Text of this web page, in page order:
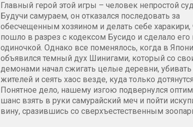
Главный герой этой игры – человек непростой
Будучи самураем, он отказался последовать за
обесчещенным хозяином и делать себе харакири,
пошло в разрез с кодексом Бусидо и сделало
одиночкой. Однако все поменялось, когда в
объявился темный дух Шинигами, который со
демонами начал сжигать целые деревни,
жителей и сеять хаос везде, куда только
Понятное дело, нашему изгою подвернулся
шанс взять в руки самурайский меч и пойти
вину, сразившись со сверхъестественным